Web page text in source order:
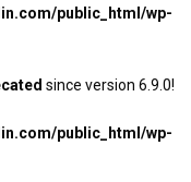
public_html/wp-
since version 6.9.0!
public_html/wp-